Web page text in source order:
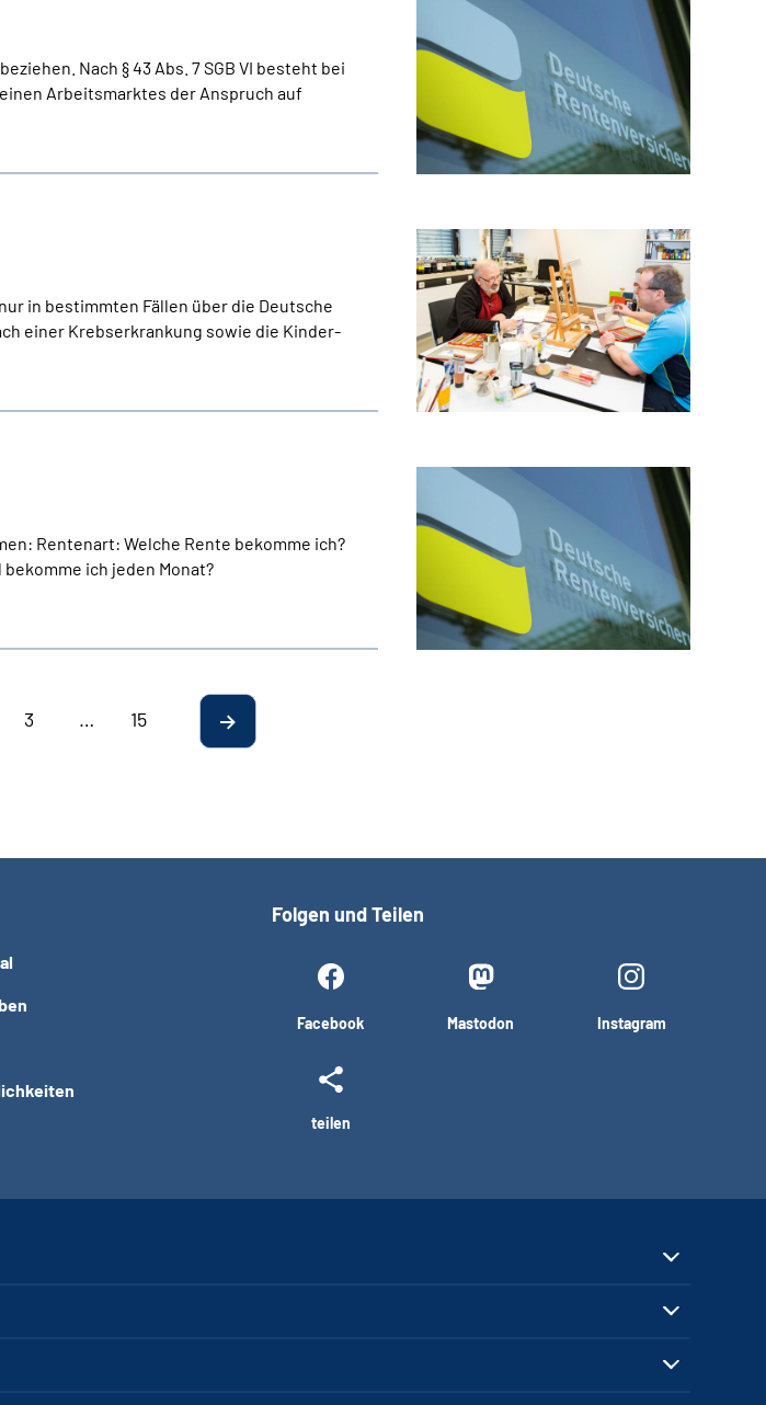
beziehen. Nach § 43 Abs. 7 SGB VI besteht bei
Arbeitsmarktes der Anspruch auf
in bestimmten Fällen über die Deutsche
einer Krebserkrankung sowie die Kinder-
Rentenart: Welche Rente bekomme ich?
ich jeden Monat?
3 … 15
Folgen und Teilen
Facebook Mastodon Instagram
teilen